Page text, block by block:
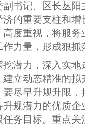
书记、区长丛阳
济的重要支柱和
度重视，将服
力量，形成狠抓
挖潜力，深入实
立动态精准的
尽早升规升限
规潜力的优质
务目标。重点